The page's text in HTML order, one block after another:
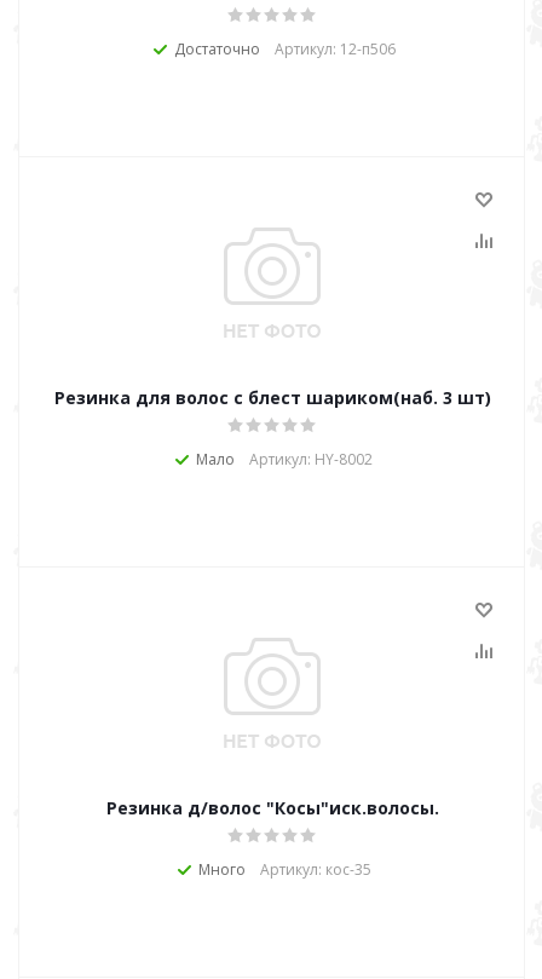
Достаточно Артикул: 12-п506
Резинка для волос с блест шариком(наб. 3 шт)
Мало Артикул: HY-8002
Резинка д/волос "Косы"иск.волосы.
Много Артикул: кос-35